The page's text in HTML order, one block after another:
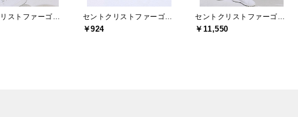
￥924 ￥11,550